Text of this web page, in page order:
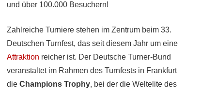
und über 100.000 Besuchern!
Zahlreiche Turniere stehen im Zentrum beim 33.
Deutschen Turnfest, das seit diesem Jahr um eine
Attraktion reicher ist. Der Deutsche Turner-Bund
veranstaltet im Rahmen des Turnfests in Frankfurt
die Champions Trophy, bei der die Weltelite des